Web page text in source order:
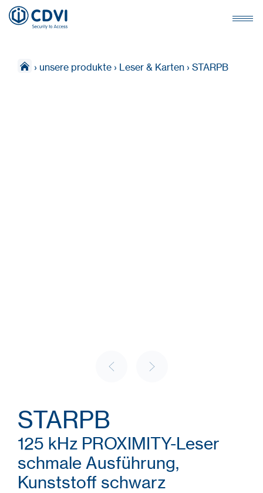
› unsere produkte › Leser & Karten › STARPB
STARPB
125 kHz PROXIMITY-Leser
schmale Ausführung,
Kunststoff schwarz